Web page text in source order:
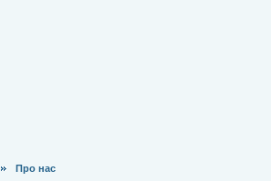
Про нас